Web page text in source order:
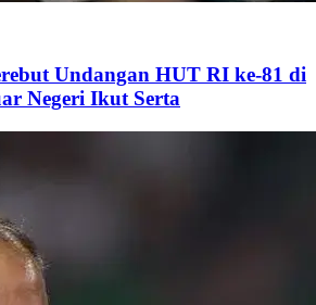
Undangan HUT RI ke-81 di
Negeri Ikut Serta